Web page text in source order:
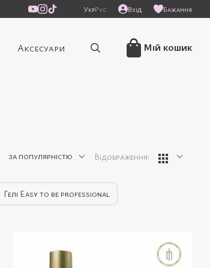
УкрРус Вхід Бажання
Аксесуари Мій кошик
за популярністю Відображення:
Гелі Easy to be professional